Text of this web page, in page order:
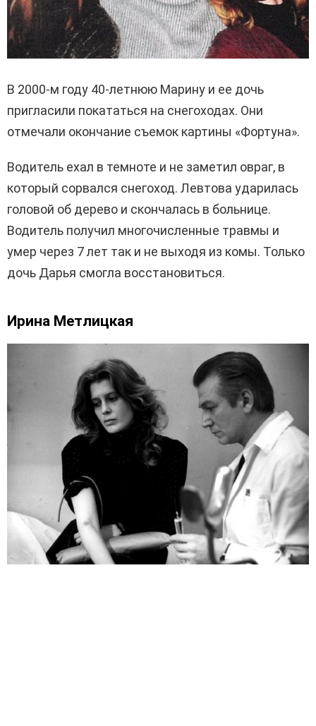
В 2000-м году 40-летнюю Марину и ее дочь
пригласили покататься на снегоходах. Они
отмечали окончание съемок картины «Фортуна».
Водитель ехал в темноте и не заметил овраг, в
который сорвался снегоход. Левтова ударилась
головой об дерево и скончалась в больнице.
Водитель получил многочисленные травмы и
умер через 7 лет так и не выходя из комы. Только
дочь Дарья смогла восстановиться.
Ирина Метлицкая